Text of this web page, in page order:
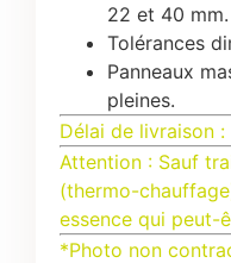
22 et 40 mm.
Tolérances
Panneaux
pleines.
Délai de livraison
Attention : Sauf
(thermo-
essence qui peut-
*Photo non